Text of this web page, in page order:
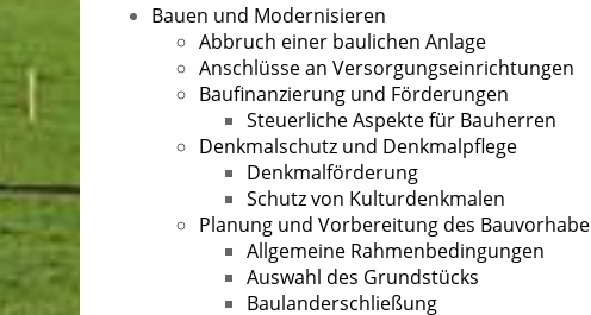
Bauen und Modernisieren
Abbruch einer baulichen Anlage
Anschlüsse an Versorgungseinrichtungen
Baufinanzierung und Förderungen
Steuerliche Aspekte für Bauherren
Denkmalschutz und Denkmalpflege
Denkmalförderung
Schutz von Kulturdenkmalen
Planung und Vorbereitung des
Allgemeine Rahmenbedingungen
Auswahl des Grundstücks
Baulanderschließung